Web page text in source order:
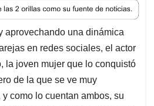
r
e
a
d
s
aprovechando una dinámica
en redes sociales, el actor
la joven mujer que lo conquistó
de la que se ve muy
como lo cuentan ambos, su